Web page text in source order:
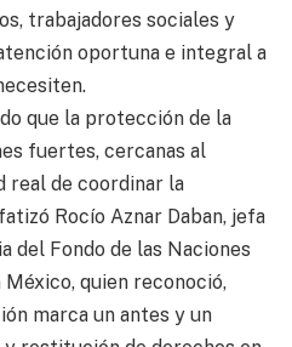
trabajadores sociales y
oportuna e integral a
que la protección de la
fuertes, cercanas al
real de coordinar la
Rocío Aznar Daban, jefa
del Fondo de las Naciones
quien reconoció,
marca un antes y un